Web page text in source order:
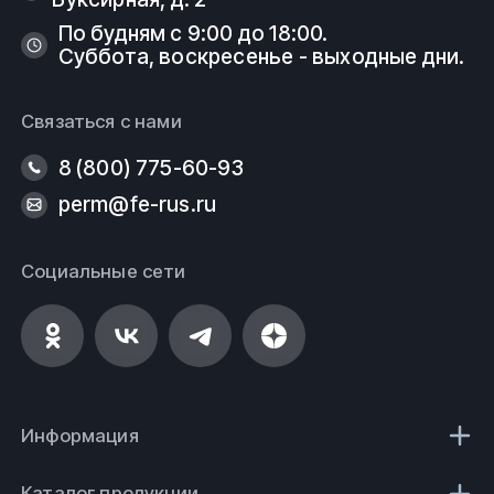
По будням с 9:00 до 18:00.
Суббота, воскресенье - выходные дни.
Связаться с нами
8 (800) 775-60-93
perm@fe-rus.ru
Социальные сети
Информация